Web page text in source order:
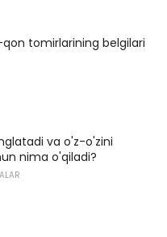
tomirlarining belgilari
va o'z-o'zini
nima o'qiladi?